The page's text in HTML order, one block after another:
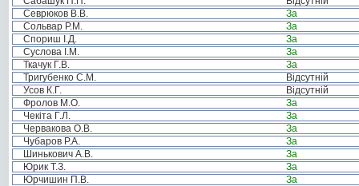
Севрюков В.В.
За
Сольвар Р.М.
За
Спориш І.Д.
За
Суслова І.М.
За
Ткачук Г.В.
За
Тригубенко С.М.
Відсутній
Усов К.Г.
Відсутній
Фролов М.О.
За
Чекіта Г.Л.
За
Червакова О.В.
За
Чубаров Р.А.
За
Шинькович А.В.
За
Юрик Т.З.
За
Юрчишин П.В.
За